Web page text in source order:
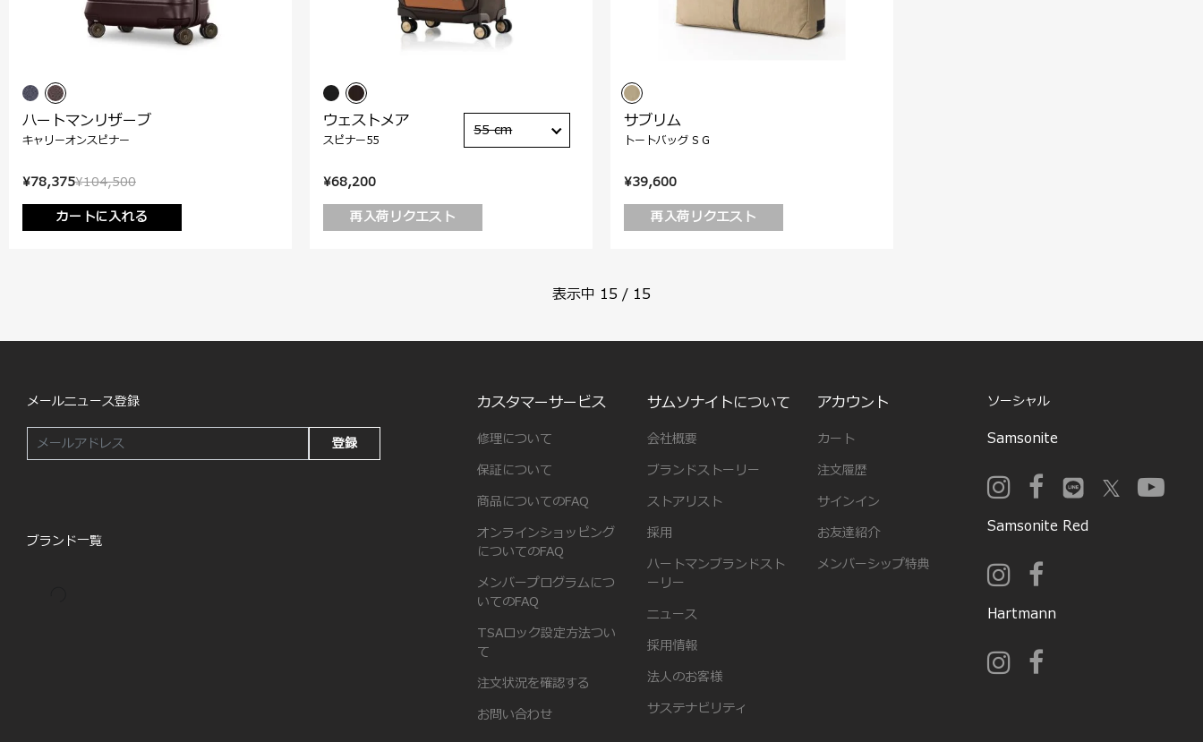
¥104,500
¥78,375
カートに入れる
ハートマンリザーブ
キャリーオンスピナー
¥68,200
再入荷リクエスト
ウェストメア
スピナー55
55 cm
¥39,600
再入荷リクエスト
サブリム
トートバッグ S G
表示中 15 / 15
メールニュース登録
登録
ブランド一覧
カスタマーサービス
修理について
保証について
商品についてのFAQ
オンラインショッピング
についてのFAQ
メンバープログラムにつ
いてのFAQ
TSAロック設定方法つい
て
注文状況を確認する
お問い合わせ
サムソナイトについて
会社概要
ブランドストーリー
ストアリスト
採用
ハートマンブランドスト
ーリー
ニュース
採用情報
法人のお客様
サステナビリティ
アカウント
カート
注文履歴
サインイン
お友達紹介
メンバーシップ特典
ソーシャル
Samsonite
Samsonite Red
Hartmann